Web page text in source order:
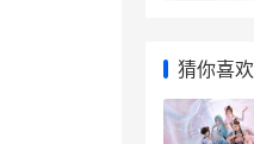
猜你喜欢